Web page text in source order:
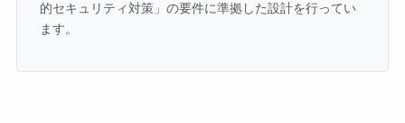
的セキュリティ対策」の要件に準拠した設計を行ってい
ます。